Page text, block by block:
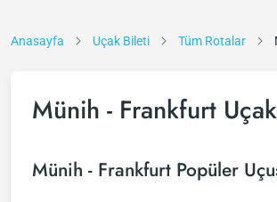
Anasayfa Uçak Bileti Tüm Rotalar
Münih - Frankfurt
Münih - Frankfurt Popüler